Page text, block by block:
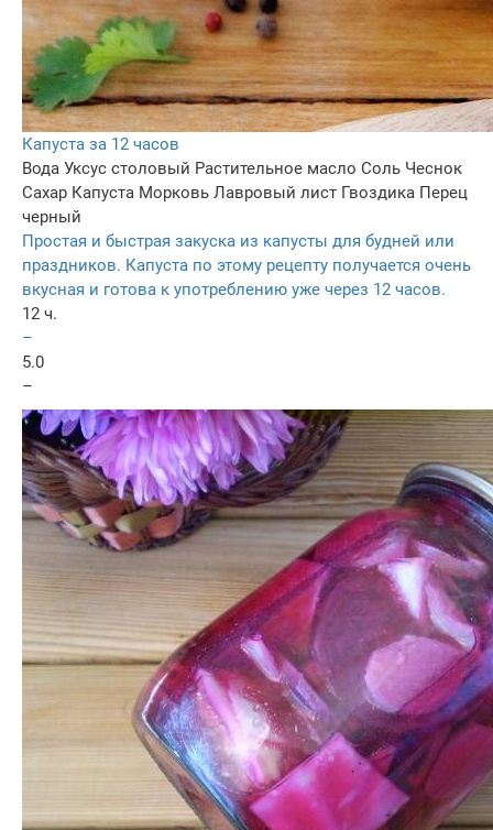
Капуста за 12 часов
Вода Уксус столовый Растительное масло Соль Чеснок
Сахар Капуста Морковь Лавровый лист Гвоздика Перец
черный
Простая и быстрая закуска из капусты для будней или
праздников. Капуста по этому рецепту получается очень
вкусная и готова к употреблению уже через 12 часов.
12 ч.
–
5.0
–